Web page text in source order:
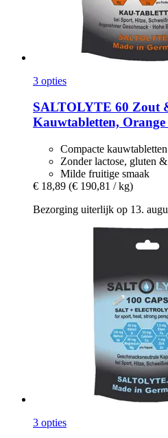
3 opties
SALTOLYTE 60 Zout
Kauwtabletten,
Compacte
Zonder lactose, gluten
Milde fruitige smaak
€ 18,89 (€ 190,81 / kg)
Bezorging uiterlijk op 13.
3 opties